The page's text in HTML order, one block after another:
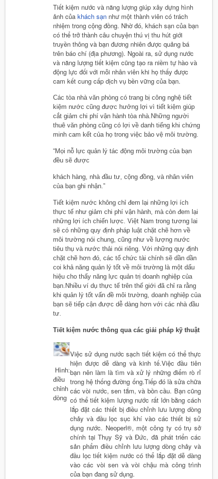
Tiết kiệm nước và năng lượng giúp xây dựng hình
ảnh của khách sạn như một thành viên có trách
nhiệm trong cộng đồng. Nhờ đó, khách sạn của bạn
có thể trở thành câu chuyện thú vị thu hút giới
truyền thông và bạn đương nhiên được quảng bá
trên báo chí (địa phương). Ngoài ra, sử dụng nước
và năng lượng tiết kiệm cũng tạo ra niềm tự hào và
động lực đối với mỗi nhân viên khi họ thấy được
cam kết cung cấp dịch vụ bền vững của bạn.
Các tòa nhà văn phòng có trang bị công nghệ tiết
kiệm nước cũng được hưởng lợi vì tiết kiệm giúp
cắt giảm chi phí vận hành tòa nhà.Những người
thuê văn phòng cũng có lợi về danh tiếng khi chứng
minh cam kết của họ trong việc bảo vệ môi trường.
“Mọi nỗ lực quản lý tác động môi trường của bạn
đều sẽ được
khách hàng, nhà đầu tư, cộng đồng, và nhân viên
của bạn ghi nhận.”
Tiết kiệm nước không chỉ đem lại những lợi ích
thực tế như giảm chi phí vận hành, mà còn đem lại
những lợi ích chiến lược. Việt Nam trong tương lai
sẽ có những quy định pháp luật chặt chẽ hơn về
môi trường nói chung, cũng như về lượng nước
tiêu thụ và nước thải nói riêng. Với những quy định
chặt chẽ hơn đó, các tổ chức tài chính sẽ dần dần
coi khả năng quản lý tốt về môi trường là một dấu
hiệu cho thấy năng lực quản trị doanh nghiệp của
bạn.Nhiều ví dụ thực tế trên thế giới đã chỉ ra rằng
khi quản lý tốt vấn đề môi trường, doanh nghiệp của
bạn sẽ tiếp cận được dễ dàng hơn với các nhà đầu
tư.
Tiết kiệm nước thông qua các giải pháp kỹ thuật
Hình:
điều
chỉnh
dòng
Việc sử dụng nước sạch tiết kiệm có thể thực
hiện được dễ dàng và kinh tế.Việc đầu tiên
bạn nên làm là tìm và xử lý những điểm rò rỉ
trong hệ thống đường ống.Tiếp đó là sửa chữa
các vòi nước, sen tắm, và bồn cầu. Bạn cũng
có thể tiết kiệm lượng nước rất lớn bằng cách
lắp đặt các thiết bị điều chỉnh lưu lượng dòng
chảy và đầu lọc sục khí vào các thiết bị sử
dụng nước. Neoperl®, một công ty có trụ sở
chính tại Thụy Sỹ và Đức, đã phát triển các
sản phẩm điều chỉnh lưu lượng dòng chảy và
đầu lọc tiết kiệm nước có thể lắp đặt dễ dàng
vào các vòi sen và vòi chậu mà công trình
của bạn đang sử dụng.